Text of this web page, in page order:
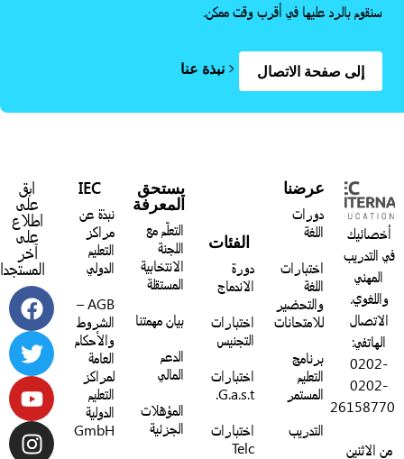
سنقوم بالرد عليها في أقرب وقت ممكن.
إلى صفحة الاتصال نبذة عنا
التدريب
المهني
واللغوي.
الاتصال
الهاتفي:
0202-
0202-
الاثنين
عرضنا
دورات
اللغة
اختبارات
اللغة
والتحضير
للامتحانات
برنامج
التعليم
المستمر
التدريب
الفئات
دورة
الاندماج
اختبارات
التجنيس
اختبارات
G.a.s.t.
اختبارات
Telc
يستحق
المعرفة
التعلّم مع
اللجنة
الانتخابية
المستقلة
بيان مهمتنا
الدعم
المالي
المؤهلات
الجزئية
IEC
نبذة عن
مراكز
التعليم
الدولي
AGB –
الشروط
والأحكام
العامة
لمراكز
التعليم
الدولية
GmbH
ابق
على
اطلاع
على
آخر
المستجدات: